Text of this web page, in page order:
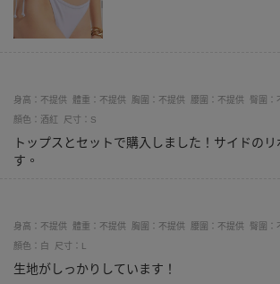
身高：不提供 體重：不提供 胸圍：不提供 腰圍：不提供 臀圍：
顏色：酒紅
尺寸：S
トップスとセットで購入しました！サイドの
す。
身高：不提供 體重：不提供 胸圍：不提供 腰圍：不提供 臀圍：
顏色：白
尺寸：L
生地がしっかりしています！